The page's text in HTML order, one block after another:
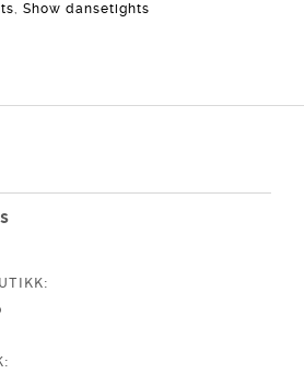
, Show dansetights